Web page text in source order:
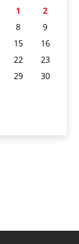
1
2
8
9
15
16
22
23
29
30